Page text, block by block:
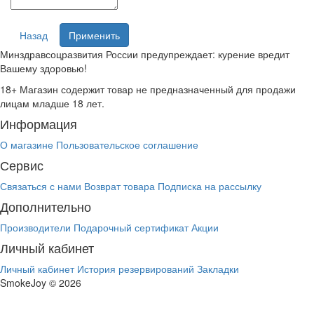
Назад
Применить
Минздравсоцразвития России предупреждает: курение вредит
Вашему здоровью!
18+ Магазин содержит товар не предназначенный для продажи
лицам младше 18 лет.
Информация
О магазине Пользовательское соглашение
Сервис
Связаться с нами Возврат товара Подписка на рассылку
Дополнительно
Производители Подарочный сертификат Акции
Личный кабинет
Личный кабинет История резервирований Закладки
SmokeJoy © 2026